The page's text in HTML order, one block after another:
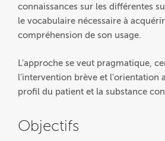
connaissances sur les différentes
le vocabulaire nécessaire à
compréhension de son usage.
L'approche se veut pragmatique,
l'intervention brève et l'orientation
profil du patient et la substance
Objectifs